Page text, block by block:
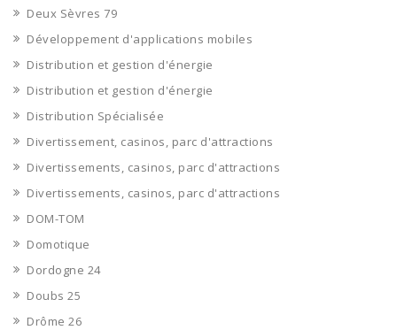
Deux Sèvres 79
Développement d'applications mobiles
Distribution et gestion d'énergie
Distribution et gestion d'énergie
Distribution Spécialisée
Divertissement, casinos, parc d'attractions
Divertissements, casinos, parc d'attractions
Divertissements, casinos, parc d'attractions
DOM-TOM
Domotique
Dordogne 24
Doubs 25
Drôme 26